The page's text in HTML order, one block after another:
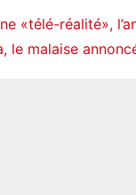
«télé-réalité»,
le malaise